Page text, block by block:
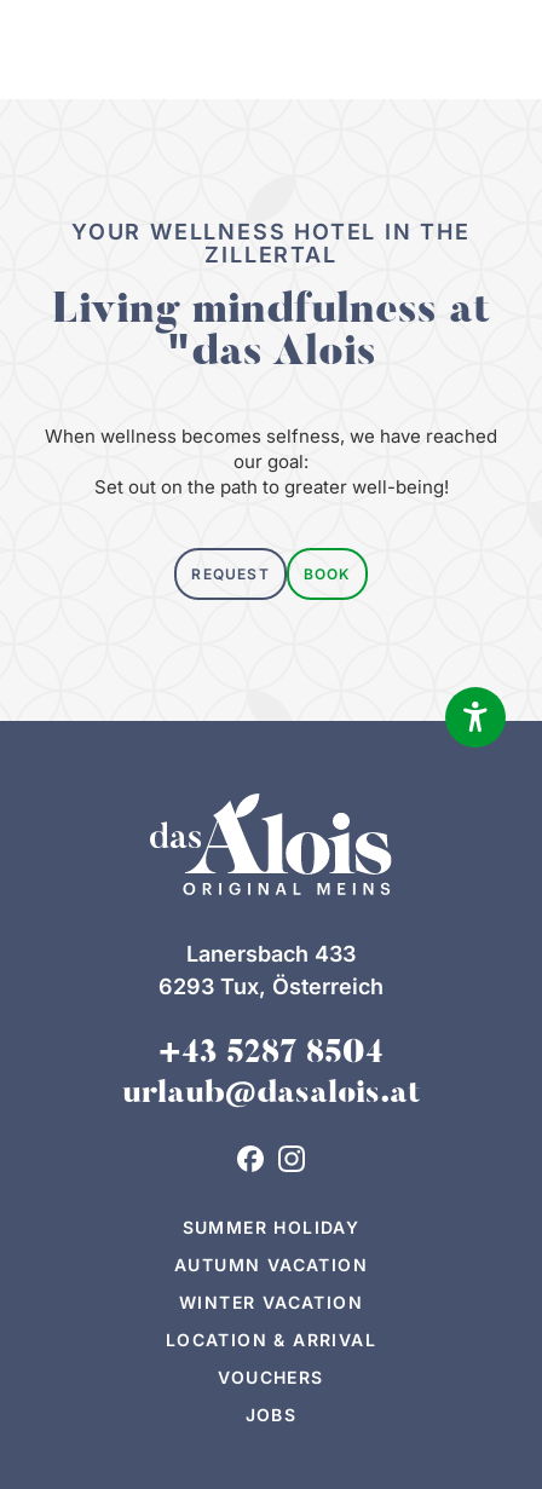
YOUR WELLNESS HOTEL IN THE
ZILLERTAL
Living mindfulness at
"das Alois
When wellness becomes selfness, we have reached
our goal:
Set out on the path to greater well-being!
REQUEST BOOK
Lanersbach 433
6293 Tux, Österreich
+43 5287 8504
urlaub@dasalois.at
SUMMER HOLIDAY
AUTUMN VACATION
WINTER VACATION
LOCATION & ARRIVAL
VOUCHERS
JOBS